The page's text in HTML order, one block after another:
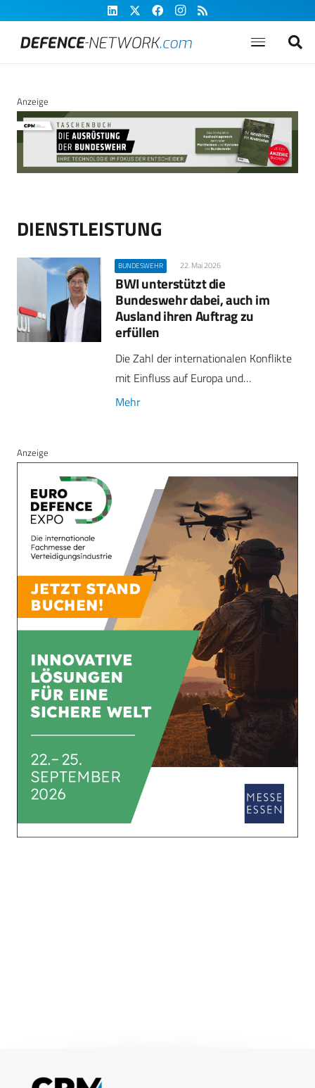
Anzeige
DIENSTLEISTUNG
BUNDESWEHR 22. Mai 2026
BWI unterstützt die
Bundeswehr dabei, auch im
Ausland ihren Auftrag zu
erfüllen
Die Zahl der internationalen Konflikte
mit Einfluss auf Europa und…
Mehr
Anzeige